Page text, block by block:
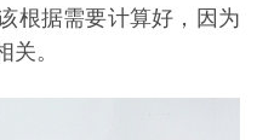
根据需要计算好，因为
。